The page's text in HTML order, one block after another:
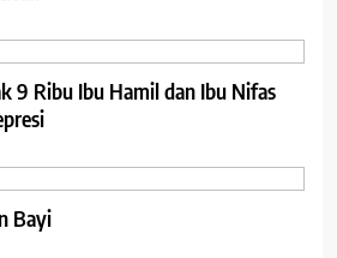
9 Ribu Ibu Hamil dan Ibu Nifas
Bayi